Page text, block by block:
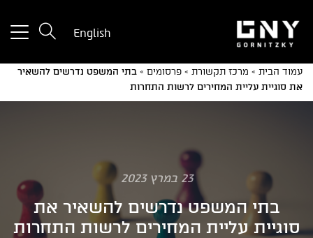
English
עמוד הבית » מרכז תקשורת » פרסומים » בתי המשפט נדרשים להשאיר
את סוגיית עליית המחירים לרשות התחרות
23 במרץ 2023
בתי המשפט נדרשים להשאיר את
סוגיית עליית המחירים לרשות התחרות